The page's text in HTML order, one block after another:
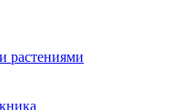
растениями